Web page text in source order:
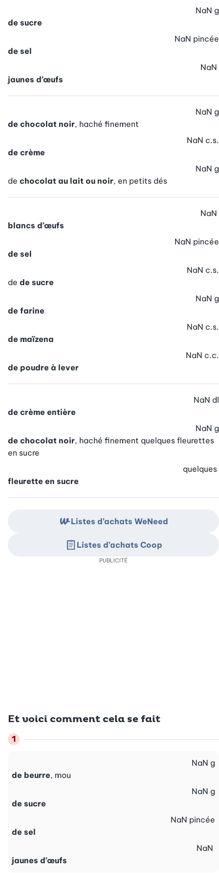
de sucre
NaN g
de sel
NaN pincée
jaunes d’œufs
NaN
de chocolat noir, haché finement
NaN g
de crème
NaN c.s.
de chocolat au lait ou noir, en petits dés
NaN g
blancs d’œufs
NaN
de sel
NaN pincée
de de sucre
NaN c.s.
de farine
NaN g
de maïzena
NaN c.s.
de poudre à lever
NaN c.c.
de crème entière
NaN dl
de chocolat noir, haché finement quelques fleurettes
en sucre
NaN g
fleurette en sucre
quelques
Et voici comment cela se fait
de beurre, mou
NaN g
de sucre
NaN g
de sel
NaN pincée
jaunes d’œufs
NaN
Listes d’achats WeNeed
Listes d’achats Coop
PUBLICITÉ